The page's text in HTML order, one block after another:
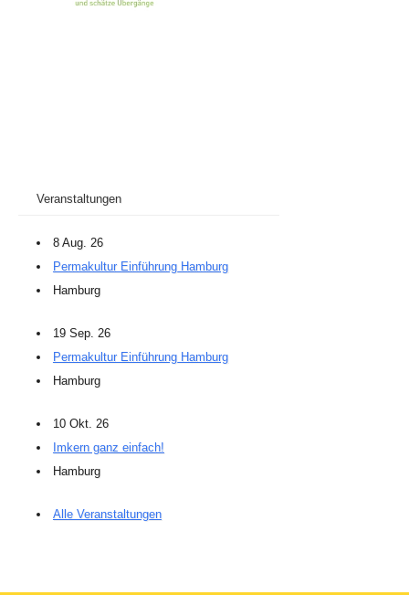
Veranstaltungen
8 Aug. 26
Permakultur Einführung Hamburg
Hamburg
19 Sep. 26
Permakultur Einführung Hamburg
Hamburg
10 Okt. 26
Imkern ganz einfach!
Hamburg
Alle Veranstaltungen